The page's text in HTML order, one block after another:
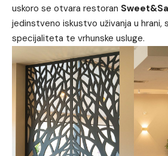
uskoro se otvara restoran
jedinstveno iskustvo uživanja u hrani,
specijaliteta te vrhunske usluge.